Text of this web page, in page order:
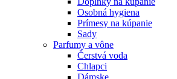
Osobná hygiena
Prímesy na kúpanie
Sady
Parfumy a vône
Čerstvá voda
Chlapci
Dámske